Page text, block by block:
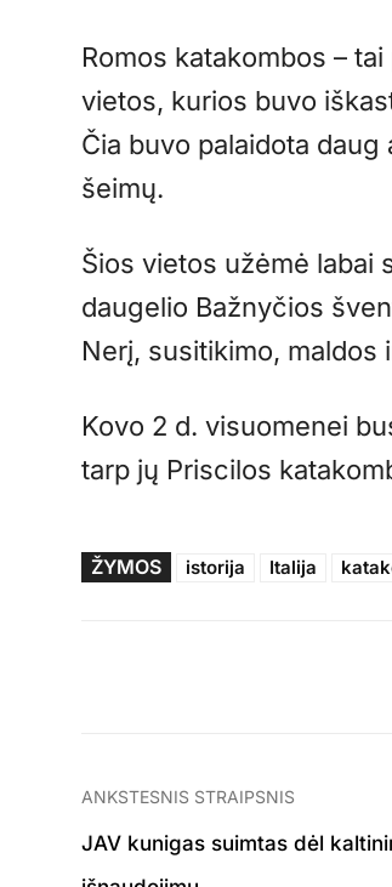
Romos katakombos –
vietos, kurios buvo
Čia buvo palaidota
šeimų.
Šios vietos užėmė labai
daugelio Bažnyčios
Nerį, susitikimo, maldos
Kovo 2 d. visuomenei
tarp jų Priscilos
ŽYMOS istorija Italija
ANKSTESNIS STRAIPSNIS
JAV kunigas suimtas dėl